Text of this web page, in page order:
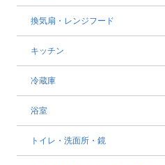
換気扇・レンジフード
キッチン
冷蔵庫
浴室
トイレ・洗面所・鏡